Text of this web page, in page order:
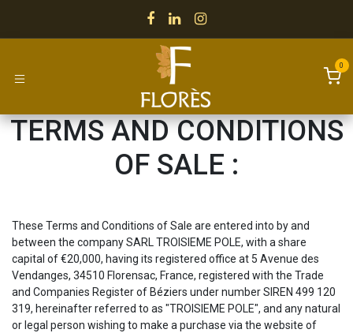
0
TERMS AND CONDITIONS
OF SALE :
These Terms and Conditions of Sale are entered into by and
between the company SARL TROISIEME POLE, with a share
capital of €20,000, having its registered office at 5 Avenue des
Vendanges, 34510 Florensac, France, registered with the Trade
and Companies Register of Béziers under number SIREN 499 120
319, hereinafter referred to as "TROISIEME POLE", and any natural
or legal person wishing to make a purchase via the website of